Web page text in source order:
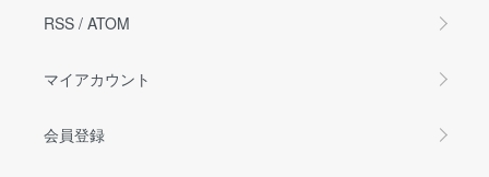
RSS / ATOM
マイアカウント
会員登録